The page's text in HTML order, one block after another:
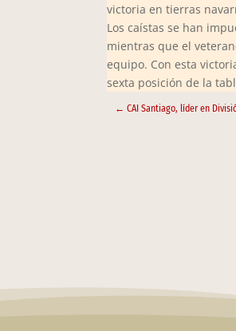
victoria en tierras
Los caístas se han
mientras que el
equipo. Con esta
sexta posición de la
←CAI Santiago, líder en